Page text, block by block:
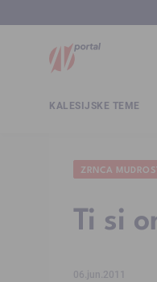
KALESIJSKE TEME
ZRNCA
Ti si
06.jun.2011